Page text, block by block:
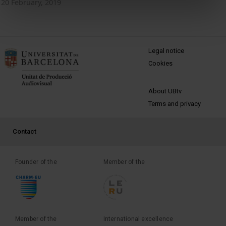
MENÚ PEU 1
Legal notice
Cookies
PEU 2
About UBtv
Terms and privacy
PEU 3
Contact
Founder of the Member of the
Member of the International excellence